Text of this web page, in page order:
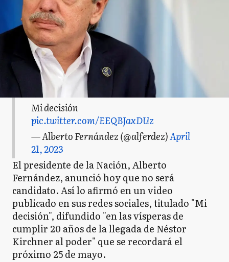
Mi decisión
pic.twitter.com/EEQBJaxDUz
— Alberto Fernández (@alferdez)April
21, 2023
El presidente de la Nación, Alberto
Fernández, anunció hoy que no será
candidato. Así lo afirmó en un video
publicado en sus redes sociales, titulado "Mi
decisión", difundido "en las vísperas de
cumplir 20 años de la llegada de Néstor
Kirchner al poder" que se recordará el
próximo 25 de mayo.